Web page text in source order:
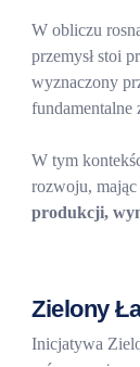
W obliczu
przemysł stoi
wyznaczony
fundamentalne
W tym
rozwoju, mając
produkcji,
Zielony
Inicjatywa